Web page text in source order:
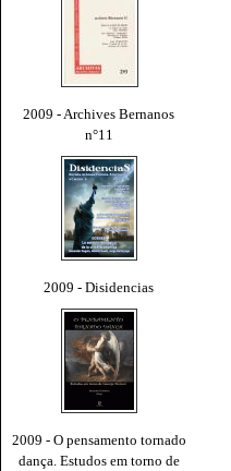
2009 - Archives Bernanos
n°11
2009 - Disidencias
2009 - O pensamento tornado
dança. Estudos em torno de